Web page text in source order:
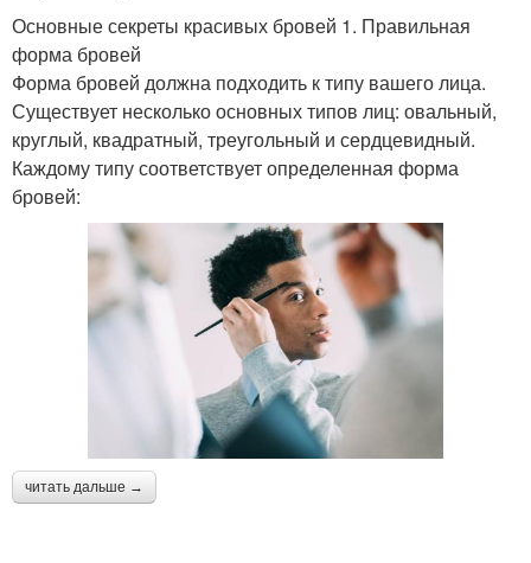
Основные секреты красивых бровей 1. Правильная
форма бровей
Форма бровей должна подходить к типу вашего лица.
Существует несколько основных типов лиц: овальный,
круглый, квадратный, треугольный и сердцевидный.
Каждому типу соответствует определенная форма
бровей:
читать дальше →